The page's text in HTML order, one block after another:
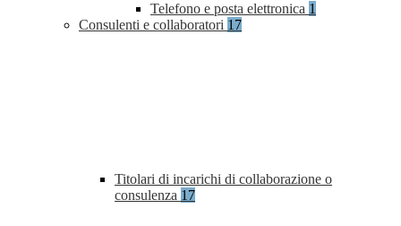
Telefono e posta elettronica 1
Consulenti e collaboratori 17
Titolari di incarichi di collaborazione o
consulenza 17